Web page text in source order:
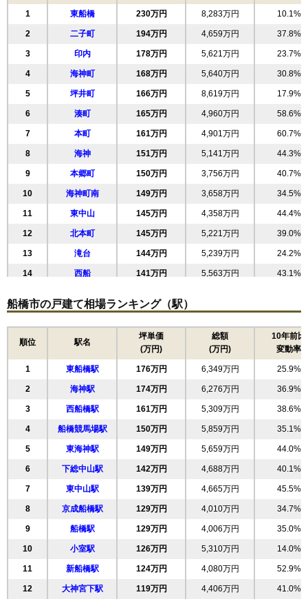
1 東船橋 230万円 8,283万円 10.1%
2 二子町 194万円 4,659万円 37.8%
3 印内 178万円 5,621万円 23.7%
4 海神町 168万円 5,640万円 30.8%
5 坪井町 166万円 8,619万円 17.9%
6 湊町 165万円 4,960万円 58.6%
7 本町 161万円 4,901万円 60.7%
8 海神 151万円 5,141万円 44.3%
9 本郷町 150万円 3,756万円 40.7%
10 海神町南 149万円 3,658万円 34.5%
11 東中山 145万円 4,358万円 44.4%
12 北本町 145万円 5,221万円 39.0%
13 滝台 144万円 5,239万円 24.2%
14 西船 141万円 5,563万円 43.1%
16 本中山 137万円 3,688万円 47.1%
135万円 6,486万円 26.9%
133万円 4,512万円 31.5%
19 前原東 128万円 4,365万円 47.7%
20 小室町 127万円 5,337万円 13.5%
21 前原西 124万円 4,104万円 37.7%
22 夏見 124万円 4,214万円 30.1%
23 高根台 113万円 5,079万円 21.9%
24 金杉町 113万円 6,094万円 16.0%
25 習志野台 112万円 4,485万円 29.1%
26 薬円台 112万円 4,129万円 33.3%
27 南海神 111万円 1,894万円 49.2%
28 行田 111万円 3,324万円 40.2%
29 馬込町 111万円 5,428万円 30.8%
30 浜町 111万円 4,313万円 36.5%
船橋市の戸建て相場ランキング（駅）
順位 駅名
坪単価
(万円)
総額
(万円)
10年前比
変動率
1 東船橋駅 176万円 6,349万円 25.9%
2 海神駅 174万円 6,276万円 36.9%
3 西船橋駅 161万円 5,309万円 38.6%
4 船橋競馬場駅 150万円 5,859万円 35.1%
5 東海神駅 149万円 5,659万円 44.0%
6 下総中山駅 142万円 4,688万円 40.1%
7 東中山駅 139万円 4,665万円 45.5%
8 京成船橋駅 129万円 4,010万円 34.7%
9 船橋駅 129万円 4,006万円 35.0%
10 小室駅 126万円 5,310万円 14.0%
11 新船橋駅 124万円 4,080万円 52.9%
12 大神宮下駅 119万円 4,406万円 41.0%